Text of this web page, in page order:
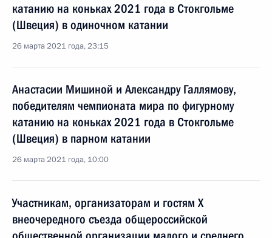
катанию на коньках 2021 года в Стокгольме
(Швеция) в одиночном катании
26 марта 2021 года, 23:15
Анастасии Мишиной и Александру Галлямову,
победителям чемпионата мира по фигурному
катанию на коньках 2021 года в Стокгольме
(Швеция) в парном катании
26 марта 2021 года, 10:00
Участникам, организаторам и гостям X
внеочередного съезда общероссийской